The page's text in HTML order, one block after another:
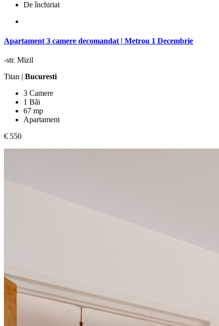
De închiriat
Apartament 3 camere decomandat | Metrou 1 Decembrie
-str. Mizil
Titan | Bucuresti
3 Camere
1 Băi
67 mp
Apartament
€ 550